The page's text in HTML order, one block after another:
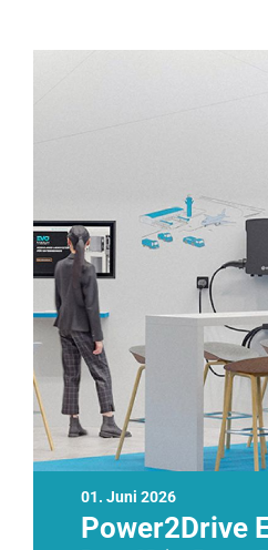
01. Juni 2026
Power2Drive